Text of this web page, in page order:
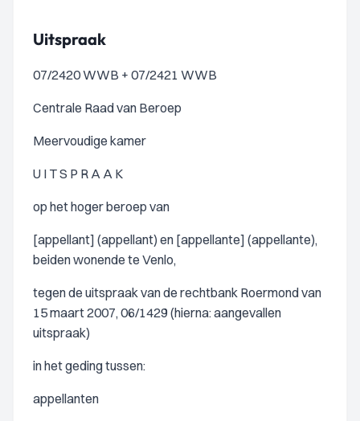
Uitspraak
07/2420 WWB + 07/2421 WWB
Centrale Raad van Beroep
Meervoudige kamer
U I T S P R A A K
op het hoger beroep van
[appellant] (appellant) en [appellante] (appellante),
beiden wonende te Venlo,
tegen de uitspraak van de rechtbank Roermond van
15 maart 2007, 06/1429 (hierna: aangevallen
uitspraak)
in het geding tussen:
appellanten